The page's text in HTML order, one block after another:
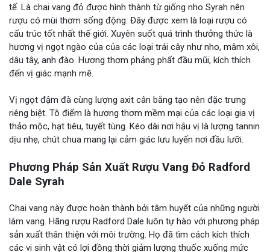
tế. Là chai vang đỏ được hình thành từ giống nho Syrah nên
rượu có mùi thơm sống động. Đây được xem là loại rượu có
cấu trúc tốt nhất thế giới. Xuyên suốt quá trình thưởng thức là
hương vị ngọt ngào của của các loại trái cây như nho, mâm xôi,
dâu tây, anh đào. Hương thơm phảng phất đầu mũi, kích thích
đến vị giác mạnh mẽ.
Vị ngọt đậm đà cùng lượng axit cân bằng tạo nên đặc trưng
riêng biệt. Tô điểm là hương thơm mềm mại của các loại gia vị
thảo mộc, hạt tiêu, tuyết tùng. Kéo dài nơi hậu vị là lượng tannin
dịu nhẹ, chút chua mang lại cảm giác lưu luyến nơi đầu lưỡi.
Phương Pháp Sản Xuất Rượu Vang Đỏ Radford
Dale Syrah
Chai vang này được hoàn thành bởi tâm huyết của những người
làm vang. Hãng rượu Radford Dale luôn tự hào với phương pháp
sản xuất thân thiện với môi trường. Họ đã tìm cách kích thích
các vi sinh vật có lợi đồng thời giảm lượng thuốc xuống mức